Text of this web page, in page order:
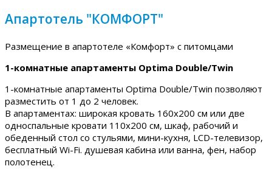
Апартотель "КОМФОРТ"
Размещение в апартотеле «Комфорт» с питомцами
1-комнатные апартаменты Optima Double/Twin
1-комнатные апартаменты Optima Double/Twin позволяют
разместить от 1 до 2 человек.
В апартаментах: широкая кровать 160х200 см или две
односпальные кровати 110х200 см, шкаф, рабочий и
обеденный стол со стульями, мини-кухня, LCD-телевизор,
бесплатный Wi-Fi. душевая кабина или ванна, фен, набор
полотенец.